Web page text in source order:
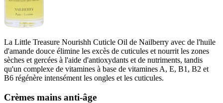
La Little Treasure Nourishh Cuticle Oil de Nailberry avec de l'huile
d'amande douce élimine les excès de cuticules et nourrit les zones
sèches et gercées à l'aide d'antioxydants et de nutriments, tandis
qu'un complexe de vitamines à base de vitamines A, E, B1, B2 et
B6 régénère intensément les ongles et les cuticules.
Crèmes mains anti-âge